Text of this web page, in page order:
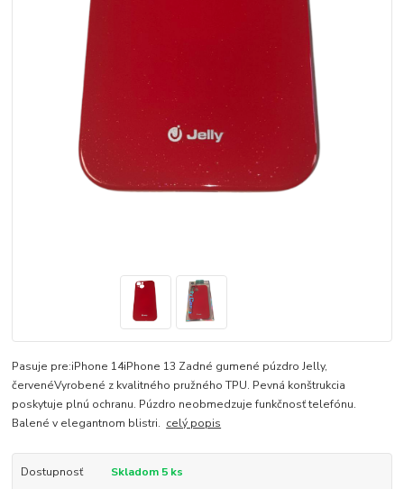
Pasuje pre:iPhone 14iPhone 13 Zadné gumené púzdro Jelly,
červenéVyrobené z kvalitného pružného TPU. Pevná konštrukcia
poskytuje plnú ochranu. Púzdro neobmedzuje funkčnosť telefónu.
Balené v elegantnom blistri. celý popis
Dostupnosť
Skladom 5 ks